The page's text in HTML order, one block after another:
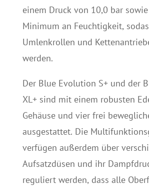
einem Druck von 10,0 bar
Minimum an Feuchtigkeit,
Umlenkrollen und
werden.
Der Blue Evolution S+ und der
XL+ sind mit einem robusten
Gehäuse und vier frei
ausgestattet. Die
verfügen außerdem über
Aufsatzdüsen und ihr
reguliert werden, dass alle